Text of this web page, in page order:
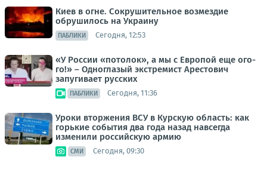
Киев в огне. Сокрушительное возмездие
обрушилось на Украину
ПАБЛИКИ Сегодня, 12:53
«У России «потолок», а мы с Европой еще ого-
го!» – Одноглазый экстремист Арестович
запугивает русских
ПАБЛИКИ Сегодня, 11:36
Уроки вторжения ВСУ в Курскую область: как
горькие события два года назад навсегда
изменили российскую армию
СМИ Сегодня, 09:30